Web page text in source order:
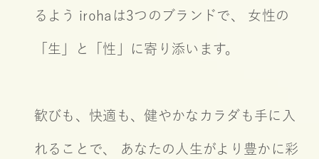
るよう irohaは3つのブランドで、 女性の
「生」と「性」に寄り添います。
歓びも、快適も、健やかなカラダも手に入
れることで、 あなたの人生がより豊かに彩